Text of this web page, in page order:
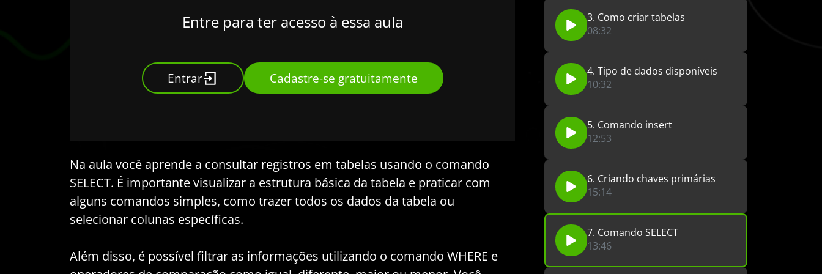
Entre para ter acesso à essa aula
Entrar Cadastre-se gratuitamente
Na aula você aprende a consultar registros em tabelas usando o comando
SELECT. É importante visualizar a estrutura básica da tabela e praticar com
alguns comandos simples, como trazer todos os dados da tabela ou
selecionar colunas específicas.
Além disso, é possível filtrar as informações utilizando o comando WHERE e
3. Como criar tabelas
08:32
4. Tipo de dados disponíveis
10:32
5. Comando insert
12:53
6. Criando chaves primárias
15:14
7. Comando SELECT
13:46